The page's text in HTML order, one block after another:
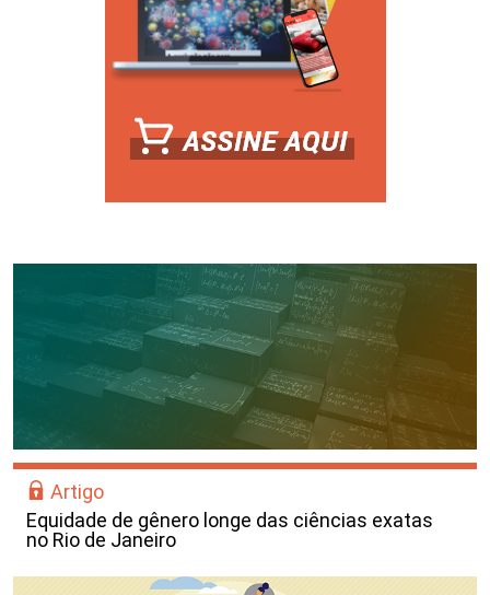
Artigo
Equidade de gênero longe das ciências exatas
no Rio de Janeiro